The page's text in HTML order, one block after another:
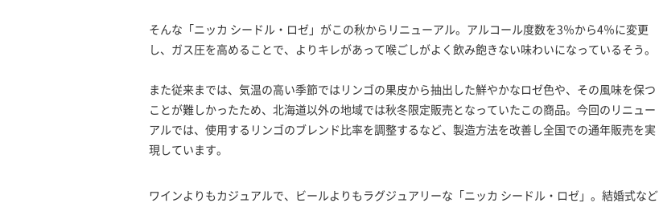
そんな「ニッカ シードル・ロゼ」がこの秋からリニューアル。アルコール度数を3％から4％に変更
し、ガス圧を高めることで、よりキレがあって喉ごしがよく飲み飽きない味わいになっているそう。
また従来までは、気温の高い季節ではリンゴの果皮から抽出した鮮やかなロゼ色や、その風味を保つ
ことが難しかったため、北海道以外の地域では秋冬限定販売となっていたこの商品。今回のリニュー
アルでは、使用するリンゴのブレンド比率を調整するなど、製造方法を改善し全国での通年販売を実
現しています。
ワインよりもカジュアルで、ビールよりもラグジュアリーな「ニッカ シードル・ロゼ」。結婚式など